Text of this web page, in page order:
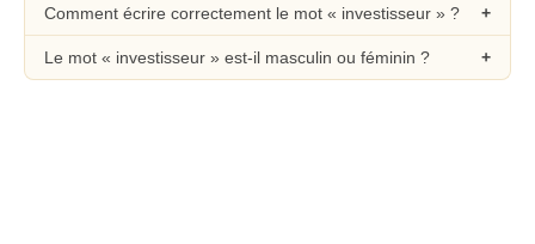
Comment écrire correctement le mot « investisseur » ?
Le mot « investisseur » est-il masculin ou féminin ?